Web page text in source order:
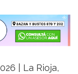
| La Rioja,